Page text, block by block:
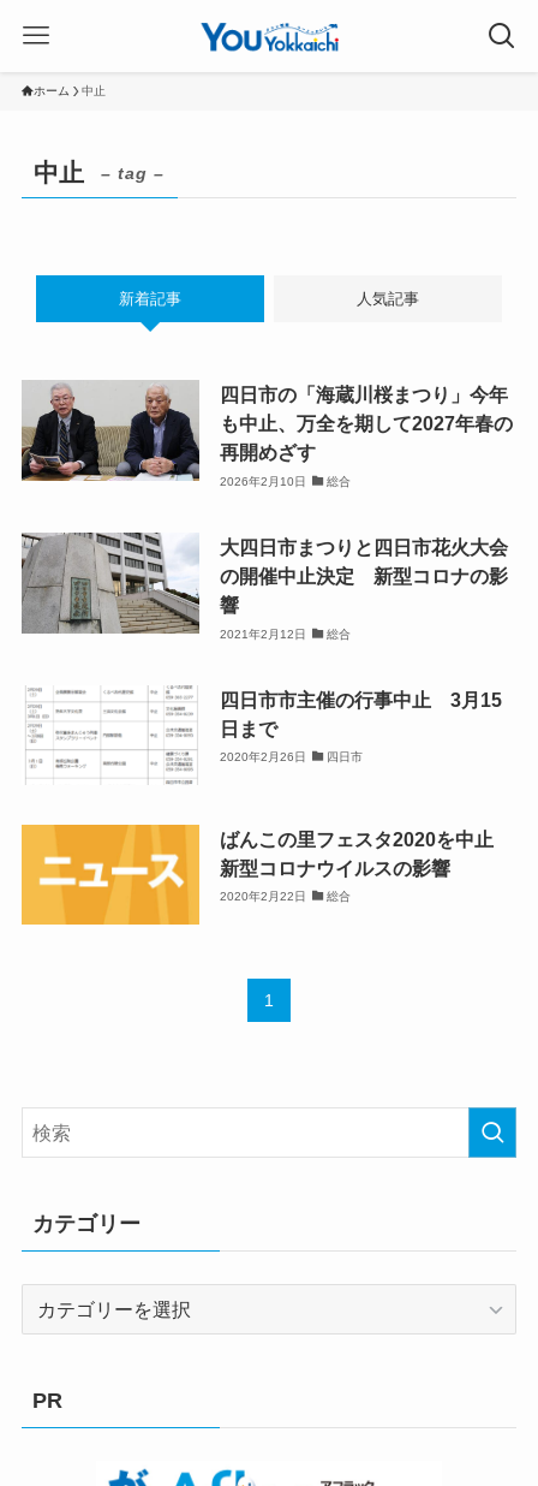
ホーム 中止
中止 – tag –
新着記事 人気記事
四日市の「海蔵川桜まつり」今年
も中止、万全を期して2027年春の
再開めざす
2026年2月10日 総合
大四日市まつりと四日市花火大会
の開催中止決定 新型コロナの影
響
2021年2月12日 総合
四日市市主催の行事中止 3月15
日まで
2020年2月26日 四日市
ばんこの里フェスタ2020を中止
新型コロナウイルスの影響
2020年2月22日 総合
1
カテゴリー
PR